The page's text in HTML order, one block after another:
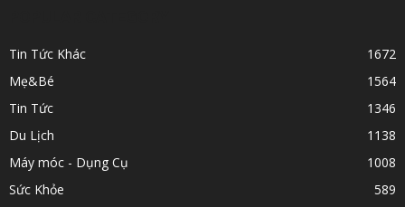
Tin Tức Khác
1672
Mẹ&Bé
1564
Tin Tức
1346
Du Lịch
1138
Máy móc - Dụng Cụ
1008
Sức Khỏe
589